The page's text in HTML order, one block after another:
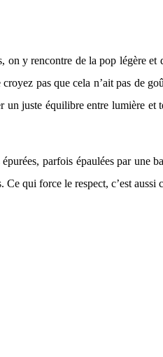
on y rencontre de la pop légère
pas que cela n’ait pas de
juste équilibre entre lumière et
parfois épaulées par
qui force le respect, c’est